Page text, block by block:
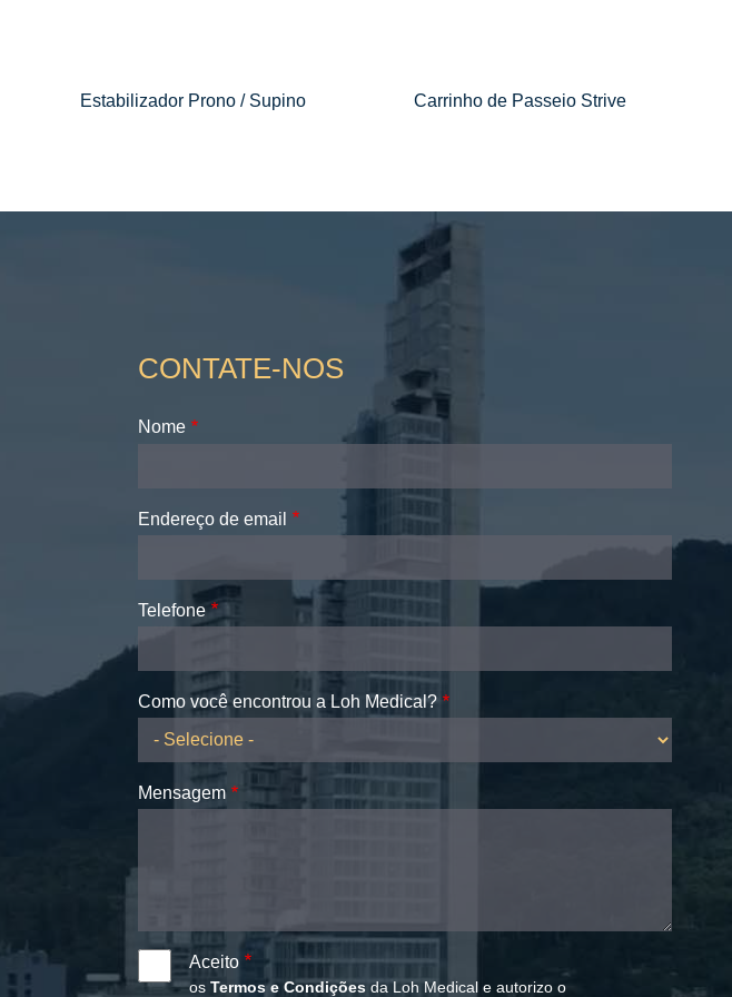
Estabilizador Prono / Supino Carrinho de Passeio Strive
CONTATE-NOS
Nome
Endereço de email
Telefone
Como você encontrou a Loh Medical?
Mensagem
Aceito
osTermos e Condições da Loh Medical e autorizo o